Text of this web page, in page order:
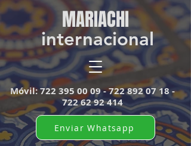
MARIACHI​
internacional
Móvil:722 395 00 09 - 722 89207 18 -
722 62 92 414
Enviar Whatsapp